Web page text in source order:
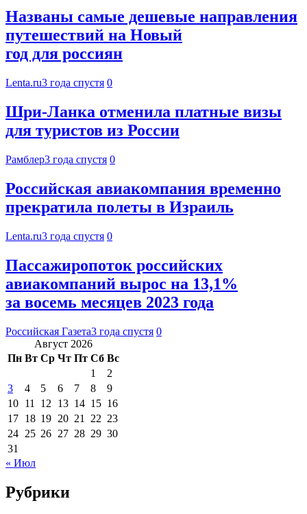
Названы самые дешевые направления
путешествий на Новый
год для россиян
Lenta.ru3 года спустя 0
Шри-Ланка отменила платные визы
для туристов из России
Рамблер3 года спустя 0
Российская авиакомпания временно
прекратила полеты в Израиль
Lenta.ru3 года спустя 0
Пассажиропоток российских
авиакомпаний вырос на 13,1%
за восемь месяцев 2023 года
Российская Газета3 года спустя 0
Август 2026
Пн Вт Ср Чт Пт Сб Вс
1
2
3
4 5 6 7 8
9
10 11 12 13 14 15 16
17 18 19 20 21 22 23
24 25 26 27 28 29 30
31
« Июл
Рубрики